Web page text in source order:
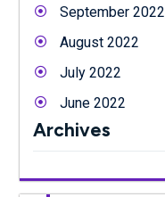
September 2022
August 2022
July 2022
June 2022
Archives